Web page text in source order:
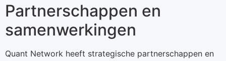
Partnerschappen en
samenwerkingen
Quant Network heeft strategische partnerschappen en